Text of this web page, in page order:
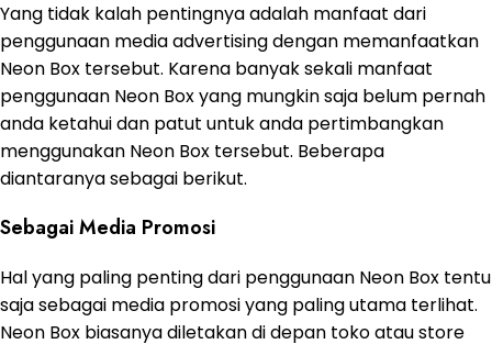
Yang tidak kalah pentingnya adalah manfaat dari
penggunaan media advertising dengan memanfaatkan
Neon Box tersebut. Karena banyak sekali manfaat
penggunaan Neon Box yang mungkin saja belum pernah
anda ketahui dan patut untuk anda pertimbangkan
menggunakan Neon Box tersebut. Beberapa
diantaranya sebagai berikut.
Sebagai Media Promosi
Hal yang paling penting dari penggunaan Neon Box tentu
saja sebagai media promosi yang paling utama terlihat.
Neon Box biasanya diletakan di depan toko atau store